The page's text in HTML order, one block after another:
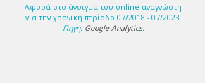
Αφορά στο άνοιγμα του online αναγνώστη
για την χρονική περίοδο 07/2018 - 07/2023.
Πηγή: Google Analytics.